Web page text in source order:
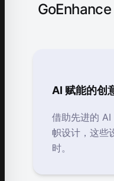
AI 赋能的创
借助先进的
帜设计，这些
时。